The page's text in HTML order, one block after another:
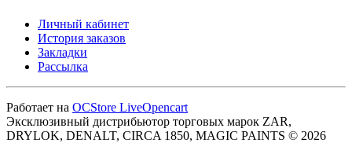
Личный кабинет
История заказов
Закладки
Рассылка
Работает на OCStore LiveOpencart
Эксклюзивный дистрибьютор торговых марок ZAR,
DRYLOK, DENALT, CIRCA 1850, MAGIC PAINTS © 2026